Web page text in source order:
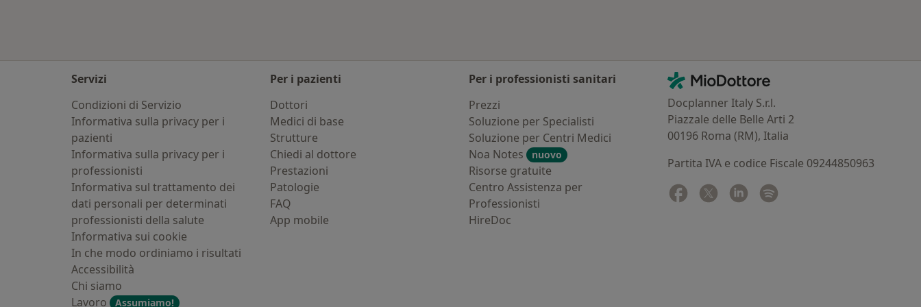
Servizi
Condizioni di Servizio
Informativa sulla privacy per i
pazienti
Informativa sulla privacy per i
professionisti
Informativa sul trattamento dei
dati personali per determinati
professionisti della salute
Informativa sui cookie
In che modo ordiniamo i risultati
Accessibilità
Chi siamo
Lavoro
Assumiamo!
Per i pazienti
Dottori
Medici di base
Strutture
Chiedi al dottore
Prestazioni
Patologie
FAQ
App mobile
Per i professionisti sanitari
Prezzi
Soluzione per Specialisti
Soluzione per Centri Medici
Noa Notes
nuovo
Risorse gratuite
Centro Assistenza per
Professionisti
HireDoc
Contatti
MioDottore - Homepage
Docplanner Italy S.r.l.
Piazzale delle Belle Arti 2
00196 Roma (RM), Italia
Partita IVA e codice Fiscale 09244850963
Facebook
si apre in una nuova scheda
Twitter
si apre in una nuova scheda
Linkedin
si apre in una nuova scheda